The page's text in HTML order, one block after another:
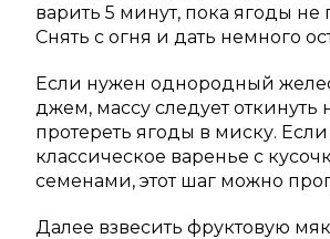
варить 5 минут, пока ягоды не
Снять с огня и дать немного
Если нужен однородный
джем, массу следует откинуть
протереть ягоды в миску.
классическое варенье с
семенами, этот шаг можно
Далее взвесить фруктовую